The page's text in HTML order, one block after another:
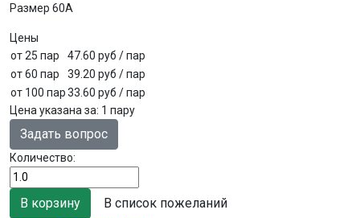
Размер 60A
Цены
от 25 пар
47.60 руб / пар
от 60 пар
39.20 руб / пар
от 100 пар33.60 руб / пар
Цена указана за: 1 пару
Задать вопрос
Количество:
В список пожеланий